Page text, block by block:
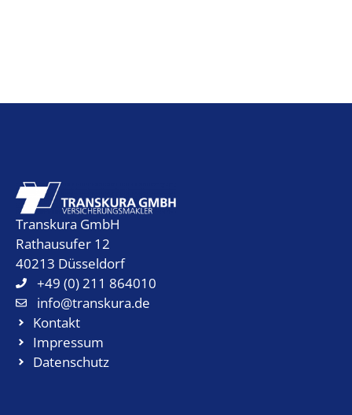
Transkura GmbH
Rathausufer 12
40213 Düsseldorf
+49 (0) 211 864010
info@transkura.de
Kontakt
Impressum
Datenschutz